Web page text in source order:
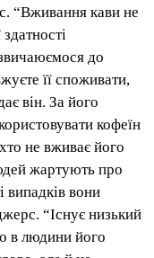
“Вживання кави не
до
її споживати,
він. За його
кофеїн
не вживає його
жартують про
випадків вони
“Існує низький
в людини його